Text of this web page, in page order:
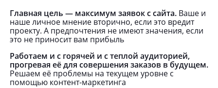
Главная цель — максимум заявок с сайта. Ваше и
наше личное мнение вторично, если это вредит
проекту. А предпочтения не имеют значения, если
это не приносит вам прибыль
Работаем и с горячей и с теплой аудиторией,
прогревая её для совершения заказов в будущем.
Решаем её проблемы на текущем уровне с
помощью контент-маркетинга